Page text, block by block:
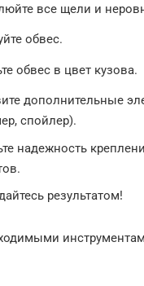
все щели и
обвес.
обвес в цвет кузова.
дополнительные
спойлер).
надежность
результатом!